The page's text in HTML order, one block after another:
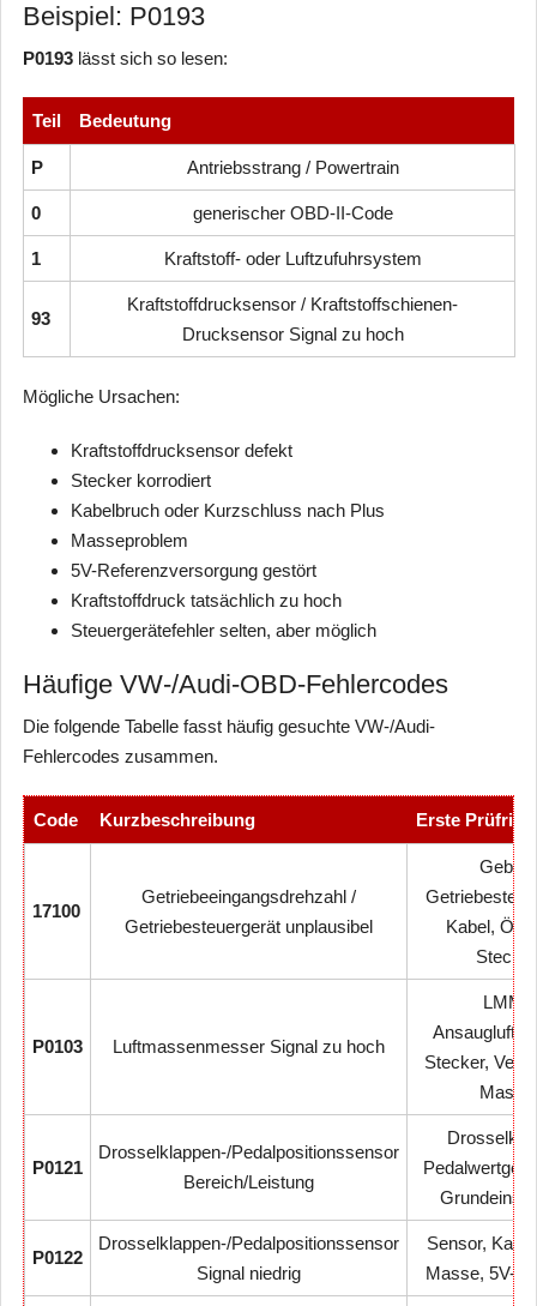
Beispiel: P0193
P0193 lässt sich so lesen:
Teil Bedeutung
P Antriebsstrang / Powertrain
0 generischer OBD-II-Code
1 Kraftstoff- oder Luftzufuhrsystem
93
Kraftstoffdrucksensor / Kraftstoffschienen-
Drucksensor Signal zu hoch
Mögliche Ursachen:
Kraftstoffdrucksensor defekt
Stecker korrodiert
Kabelbruch oder Kurzschluss nach Plus
Masseproblem
5V-Referenzversorgung gestört
Kraftstoffdruck tatsächlich zu hoch
Steuergerätefehler selten, aber möglich
Häufige VW-/Audi-OBD-Fehlercodes
Die folgende Tabelle fasst häufig gesuchte VW-/Audi-
Fehlercodes zusammen.
Code Kurzbeschreibung Erste
17100
Getriebeeingangsdrehzahl /
Getriebesteuergerät unplausibel
Geber,
Kabel,
Stecker
P0103 Luftmassenmesser Signal zu hoch
LMM,
Stecker,
Masse
P0121
Drosselklappen-/Pedalpositionssensor
Bereich/Leistung
P0122
Drosselklappen-/Pedalpositionssensor
Signal niedrig
Sensor,
Masse, 5V-